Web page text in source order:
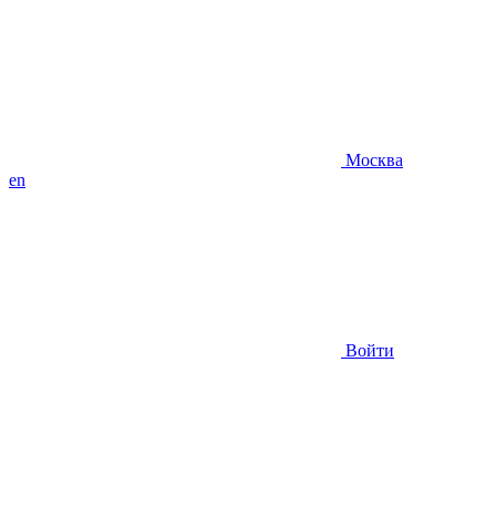
Москва
en
Войти